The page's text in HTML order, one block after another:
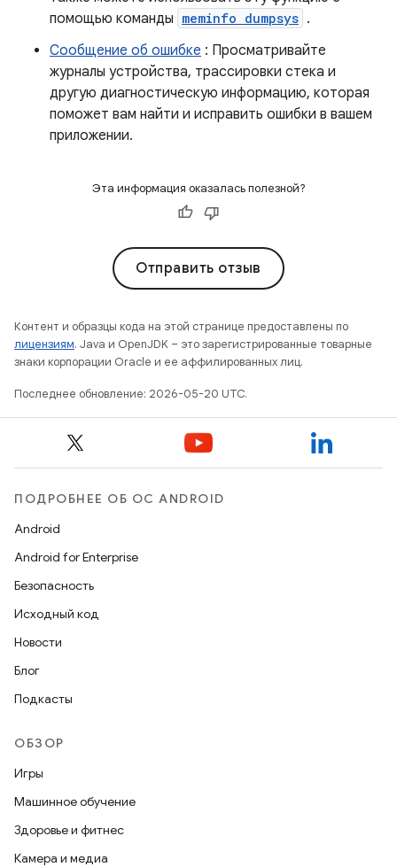
помощью команды meminfo dumpsys .
Сообщение об ошибке : Просматривайте
журналы устройства, трассировки стека и
другую диагностическую информацию, которая
поможет вам найти и исправить ошибки в вашем
приложении.
Эта информация оказалась полезной?
Отправить отзыв
Контент и образцы кода на этой странице предоставлены по
лицензиям. Java и OpenJDK – это зарегистрированные товарные
знаки корпорации Oracle и ее аффилированных лиц.
Последнее обновление: 2026-05-20 UTC.
ПОДРОБНЕЕ ОБ ОС ANDROID
Android
Android for Enterprise
Безопасность
Исходный код
Новости
Блог
Подкасты
ОБЗОР
Игры
Машинное обучение
Здоровье и фитнес
Камера и медиа